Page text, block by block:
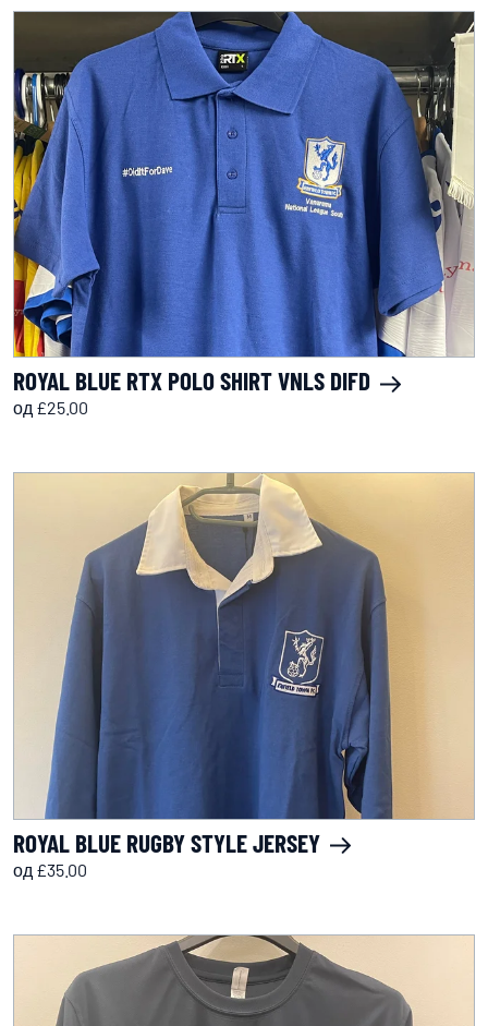
ROYAL BLUE RTX POLO SHIRT VNLS DIFD
од £25.00
ROYAL BLUE RUGBY STYLE JERSEY
од £35.00